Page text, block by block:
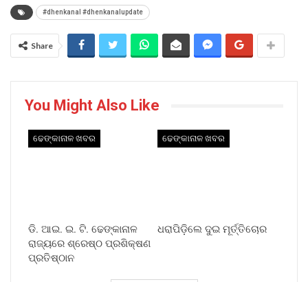
#dhenkanal #dhenkanalupdate
Share
You Might Also Like
ଢେଙ୍କାନାଳ ଖବର
ଡି. ଆଇ. ଇ. ଟି. ଢେଙ୍କାନାଳ
ରାଜ୍ୟରେ ଶ୍ରେଷ୍ଠ ପ୍ରଶିକ୍ଷଣ
ପ୍ରତିଷ୍ଠାନ
ଢେଙ୍କାନାଳ ଖବର
ଧରାପିଡ଼ିଲେ ଦୁଇ ମୂର୍ତ୍ତିଚୋର